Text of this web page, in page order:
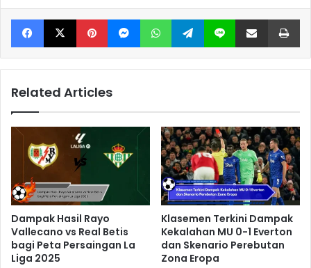
Facebook X Pinterest Messenger WhatsApp Telegram Line Share via Email
Related Articles
Dampak Hasil Rayo
Vallecano vs Real Betis
bagi Peta Persaingan La
Liga 2025
Klasemen Terkini Dampak
Kekalahan MU 0-1 Everton
dan Skenario Perebutan
Zona Eropa